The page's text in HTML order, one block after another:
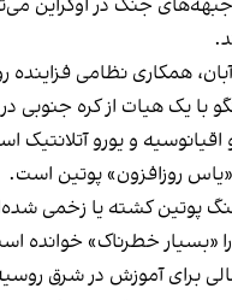
جنگ در اوکراین
با یک هیات از کره
و یورو آتلانتیک
روزافزون» پوتین است.
«بسیار خطرناک» خوانده